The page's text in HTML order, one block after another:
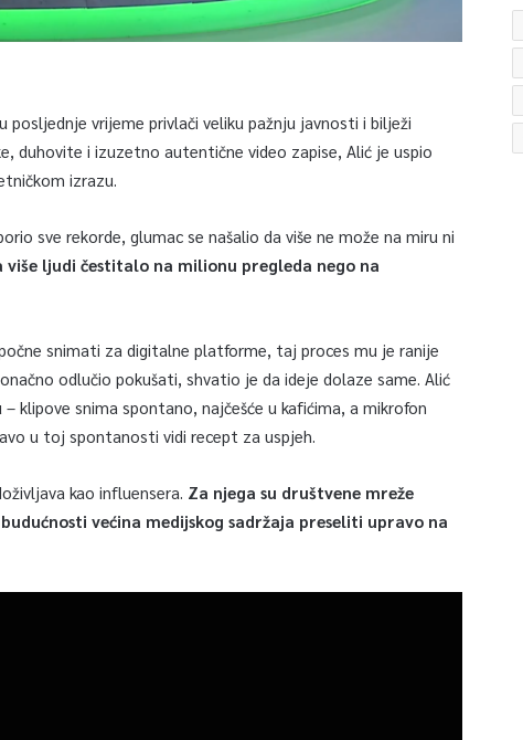
posljednje vrijeme privlači veliku pažnju javnosti i bilježi
duhovite i izuzetno autentične video zapise, Alić je uspio
izrazu.
sve rekorde, glumac se našalio da više ne može na miru ni
ljudi čestitalo na milionu pregleda nego na
snimati za digitalne platforme, taj proces mu je ranije
odlučio pokušati, shvatio je da ideje dolaze same. Alić
klipove snima spontano, najčešće u kafićima, a mikrofon
u toj spontanosti vidi recept za uspjeh.
kao influensera. Za njega su društvene mreže
većina medijskog sadržaja preseliti upravo na